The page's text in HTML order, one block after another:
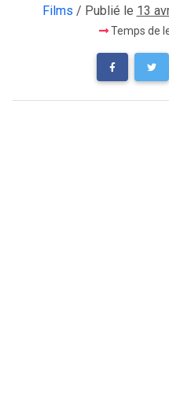
Films / Publié le 13
Temps de